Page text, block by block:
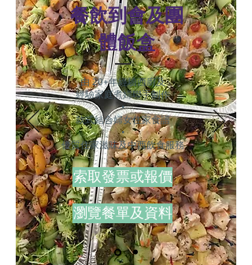
餐飲到會及團
體飯盒
由 20+年經驗西廚及
經驗家庭煮婦聯手制作
•
款式結合婦女住家食譜
•
優質住家滋味及中西飲食服務
索取發票或報價
瀏覽餐單及資料